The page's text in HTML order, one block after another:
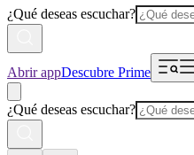
¿Qué deseas escuchar?
Abrir appDescubre Prime
¿Qué deseas escuchar?